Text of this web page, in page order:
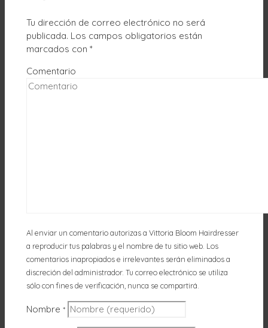
Tu dirección de correo electrónico no será
publicada. Los campos obligatorios están
marcados con *
Comentario
Al enviar un comentario autorizas a Vittoria Bloom Hairdresser
a reproducir tus palabras y el nombre de tu sitio web. Los
comentarios inapropiados e irrelevantes serán eliminados a
discreción del administrador. Tu correo electrónico se utiliza
sólo con fines de verificación, nunca se compartirá.
Nombre *